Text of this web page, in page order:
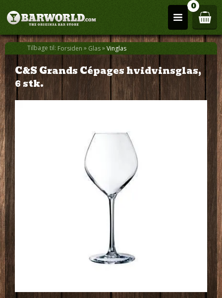
0
Tilbage til: Forsiden » Glas»Vinglas
C&S Grands Cépages hvidvinsglas,
6 stk.